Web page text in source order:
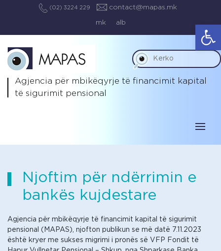
(02) 3224 229 contact@mapas.mk
mk alb
Agjencia për mbikëqyrje të financimit kapital
të sigurimit pensional
Njoftim për ndërrimin e
bankës kujdestare
Agjencia për mbikëqyrje të financimit kapital të sigurimit
pensional (MAPAS), njofton publikun se më datë 7.11.2023
është kryer me sukses migrimi i pronës së VFP Fondit të